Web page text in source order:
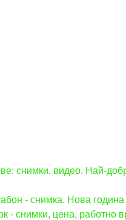
снимки, видео. Най-
- снимка. Нова
- снимки, цена, работно